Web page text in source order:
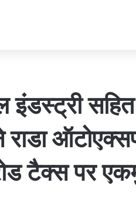
सहित
टैक्स पर